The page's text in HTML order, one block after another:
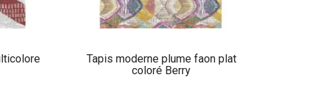
Tapis moderne plume faon plat
coloré Berry